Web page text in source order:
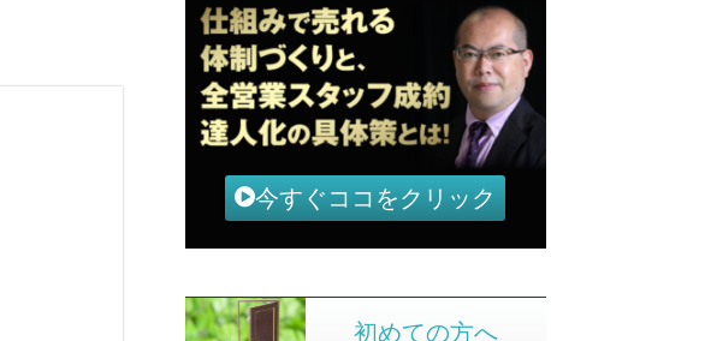
今すぐココをクリック
初めての方へ